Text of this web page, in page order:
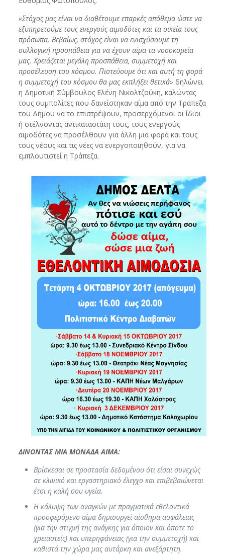
«Στόχος μας είναι να διαθέτουμε επαρκές απόθεμα ώστε να
εξυπηρετούμε τους ενεργούς αιμοδότες και τα οικεία τους
πρόσωπα. Βεβαίως, στόχος είναι να ενισχύσουμε τη
συλλογική προσπάθεια για να έχουν αίμα τα νοσοκομεία
μας. Χρειάζεται μεγάλη προσπάθεια, συμμετοχή και
προσέλευση του κόσμου. Πιστεύουμε ότι και αυτή τη φορά
η συμμετοχή του κόσμου θα μας εκπλήξει θετικά» δηλώνει
η Δημοτική Σύμβουλος Ελένη Νικολτζούκη, καλώντας
τους συμπολίτες που δανείστηκαν αίμα από την Τράπεζα
του Δήμου να το επιστρέψουν, προσερχόμενοι οι ίδιοι
ή στέλνοντας αντικαταστάτη τους, τους ενεργούς
αιμοδότες να προσέλθουν για άλλη μια φορά και τους
τους νέους και τις νέες να ενεργοποιηθούν, για να
εμπλουτιστεί η Τράπεζα.
ΔΙΝΟΝΤΑΣ ΜΙΑ ΜΟΝΑΔΑ ΑΙΜΑ:
Βρίσκεσαι σε προστασία δεδομένου ότι είσαι συνεχώς
σε κλινικό και εργαστηριακό έλεγχο και επιβεβαιώνεται
έτσι η καλή σου υγεία.
Η κάλυψη των αναγκών με πραγματικά εθελοντικά
προσφερόμενο αίμα δημιουργεί αίσθημα ασφάλειας
(για την στιγμή της ανάγκης για όποιον και όποτε το
χρειαστείς) και υπερηφάνειας (για την συμμετοχή) και
καθιστά την χώρα μας αυτάρκη και ανεξάρτητη.